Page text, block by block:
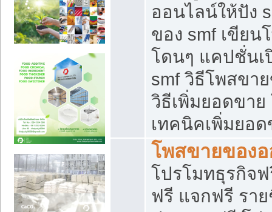
ออนไลน์ให้ปัง
ของ smf เขียน
โดนๆ แคปชั่นเ
smf วิธีโพสขา
วิธีเพิ่มยอดขาย
เทคนิคเพิ่มยอด
โพสขายของ
โปรโมทธุรกิจ
ฟรี แจกฟรี ราย